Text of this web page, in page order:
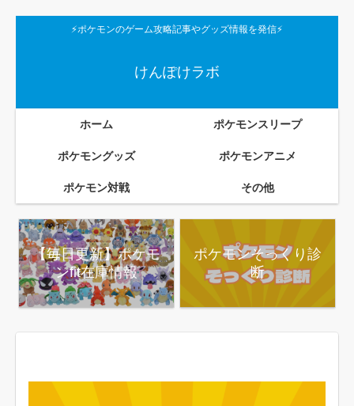
⚡ポケモンのゲーム攻略記事やグッズ情報を発信⚡
けんぽけラボ
ホーム ポケモンスリープ
ポケモングッズ ポケモンアニメ
ポケモン対戦 その他
【毎日更新】ポケモ
ンfit在庫情報
ポケモンそっくり診
断